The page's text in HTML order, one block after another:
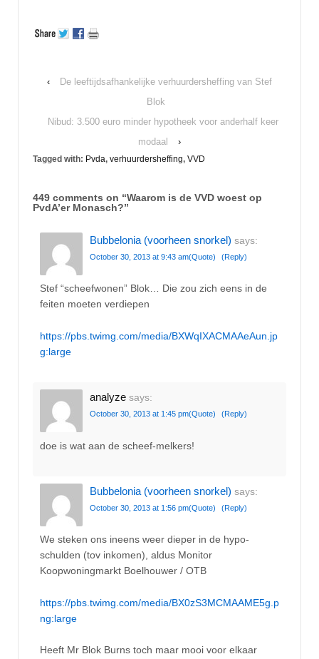
‹
De leeftijdsafhankelijke verhuurdersheffing van Stef
Blok
Nibud: 3.500 euro minder hypotheek voor anderhalf keer
modaal
›
Tagged with: Pvda, verhuurdersheffing, VVD
449 comments on “Waarom is de VVD woest op
PvdA’er Monasch?”
Bubbelonia (voorheen snorkel) says:
October 30, 2013 at 9:43 am(Quote) (Reply)
Stef “scheefwonen” Blok… Die zou zich eens in de
feiten moeten verdiepen
https://pbs.twimg.com/media/BXWqIXACMAAeAun.jp
g:large
analyze says:
October 30, 2013 at 1:45 pm(Quote) (Reply)
doe is wat aan de scheef-melkers!
Bubbelonia (voorheen snorkel) says:
October 30, 2013 at 1:56 pm(Quote) (Reply)
We steken ons ineens weer dieper in de hypo-
schulden (tov inkomen), aldus Monitor
Koopwoningmarkt Boelhouwer / OTB
https://pbs.twimg.com/media/BX0zS3MCMAAME5g.p
ng:large
Heeft Mr Blok Burns toch maar mooi voor elkaar